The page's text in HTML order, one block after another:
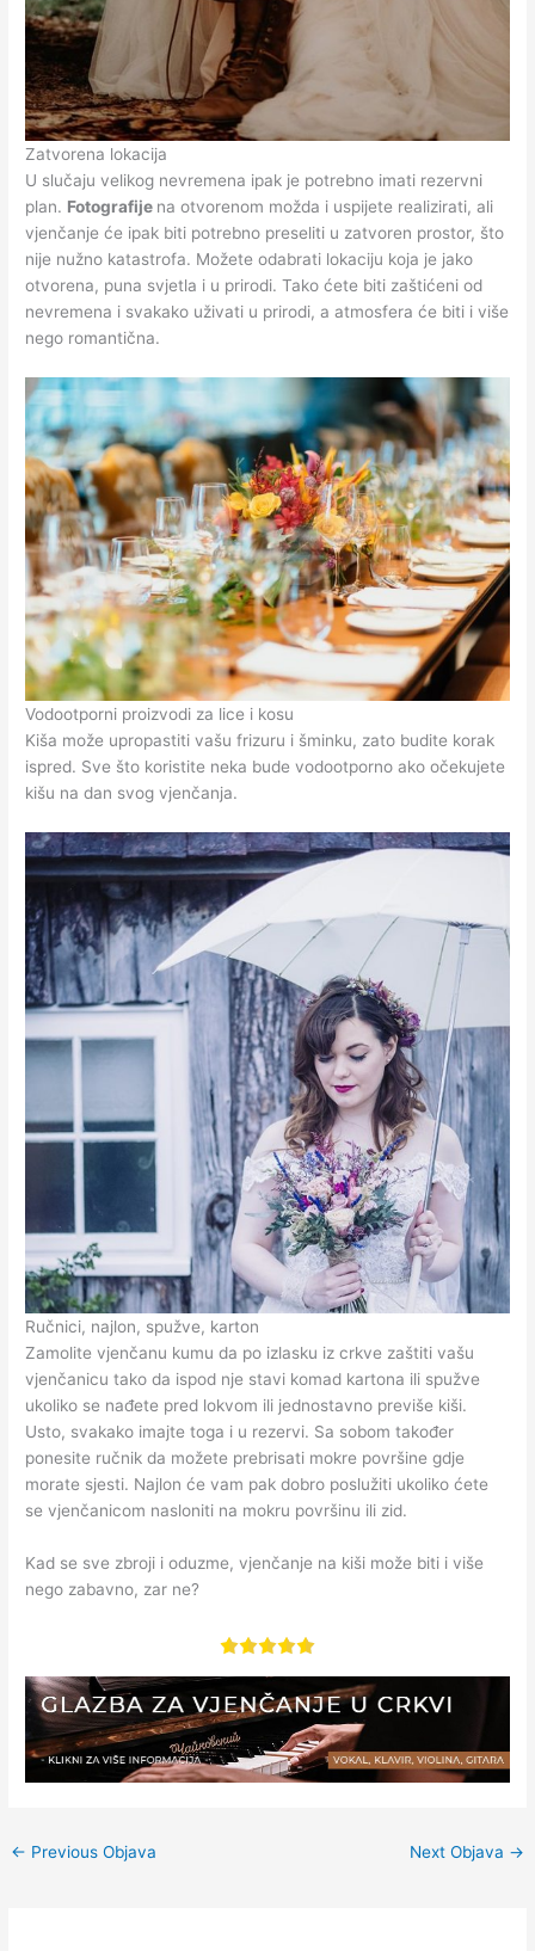
Zatvorena lokacija
U slučaju velikog nevremena ipak je potrebno imati rezervni
plan. Fotografije na otvorenom možda i uspijete realizirati, ali
vjenčanje će ipak biti potrebno preseliti u zatvoren prostor, što
nije nužno katastrofa. Možete odabrati lokaciju koja je jako
otvorena, puna svjetla i u prirodi. Tako ćete biti zaštićeni od
nevremena i svakako uživati u prirodi, a atmosfera će biti i više
nego romantična.
Vodootporni proizvodi za lice i kosu
Kiša može upropastiti vašu frizuru i šminku, zato budite korak
ispred. Sve što koristite neka bude vodootporno ako očekujete
kišu na dan svog vjenčanja.
Ručnici, najlon, spužve, karton
Zamolite vjenčanu kumu da po izlasku iz crkve zaštiti vašu
vjenčanicu tako da ispod nje stavi komad kartona ili spužve
ukoliko se nađete pred lokvom ili jednostavno previše kiši.
Usto, svakako imajte toga i u rezervi. Sa sobom također
ponesite ručnik da možete prebrisati mokre površine gdje
morate sjesti. Najlon će vam pak dobro poslužiti ukoliko ćete
se vjenčanicom nasloniti na mokru površinu ili zid.
Kad se sve zbroji i oduzme, vjenčanje na kiši može biti i više
nego zabavno, zar ne?
← Previous Objava Next Objava →